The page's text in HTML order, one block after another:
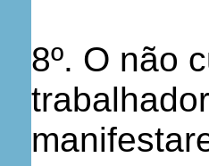
8º. O não